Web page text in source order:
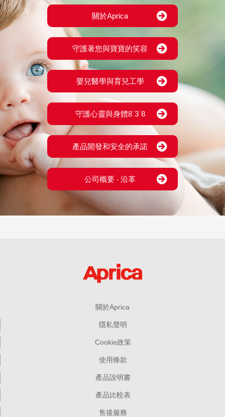
關於Aprica
守護著您與寶寶的笑容
嬰兒醫學與育兒工學
守護心靈與身體8˙3˙8
產品開發和安全的承諾
公司概要 ‧ 沿革
關於Aprica
隱私聲明
Cookie政策
使用條款
產品說明書
產品比較表
售後服務